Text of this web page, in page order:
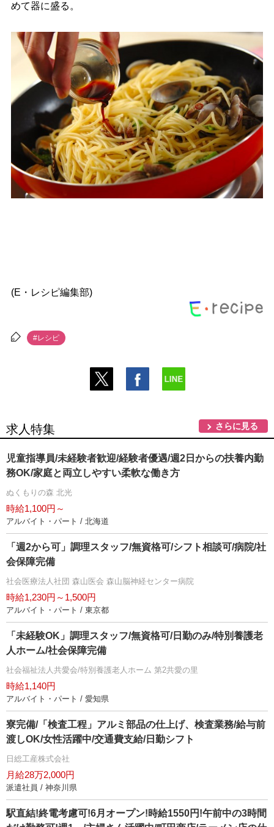
めて器に盛る。
(E・レシピ編集部)
#レシピ
求人特集 さらに見る
児童指導員/未経験者歓迎/経験者優遇/週2日からの扶養内勤
務OK/家庭と両立しやすい柔軟な働き方
ぬくもりの森 北光
時給1,100円～
アルバイト・パート / 北海道
「週2から可」調理スタッフ/無資格可/シフト相談可/病院/社
会保障完備
社会医療法人社団 森山医会 森山脳神経センター病院
時給1,230円～1,500円
アルバイト・パート / 東京都
「未経験OK」調理スタッフ/無資格可/日勤のみ/特別養護老
人ホーム/社会保障完備
社会福祉法人共愛会/特別養護老人ホーム 第2共愛の里
時給1,140円
アルバイト・パート / 愛知県
寮完備/「検査工程」アルミ部品の仕上げ、検査業務/給与前
渡しOK/女性活躍中/交通費支給/日勤シフト
日総工産株式会社
月給28万2,000円
派遣社員 / 神奈川県
駅直結!終電考慮可!6月オープン!時給1550円!午前中の3時間